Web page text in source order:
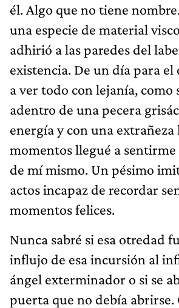
él. Algo que no tiene
una especie de material
adhirió a las paredes del
existencia. De un día para el
a ver todo con lejanía, como
adentro de una pecera
energía y con una extrañeza
momentos llegué a
de mí mismo. Un pésimo
actos incapaz de recordar
momentos felices.
Nunca sabré si esa otredad
influjo de esa incursión al
ángel exterminador o si se
puerta que no debía abrirse.